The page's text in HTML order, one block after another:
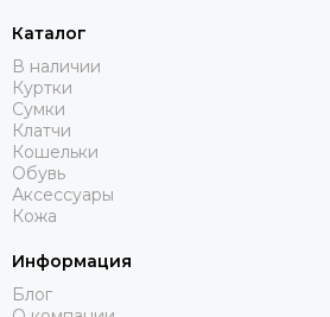
Каталог
В наличии
Куртки
Сумки
Клатчи
Кошельки
Обувь
Аксессуары
Кожа
Информация
Блог